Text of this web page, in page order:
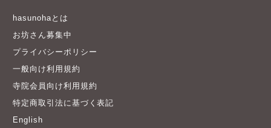
hasunohaとは
お坊さん募集中
プライバシーポリシー
一般向け利用規約
寺院会員向け利用規約
特定商取引法に基づく表記
English